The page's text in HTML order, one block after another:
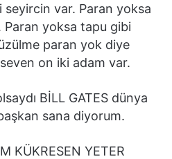
seyircin var. Paran yoksa
Paran yoksa tapu gibi
paran yok diye
on iki adam var.
BİLL GATES dünya
sana diyorum.
KÜKRESEN YETER